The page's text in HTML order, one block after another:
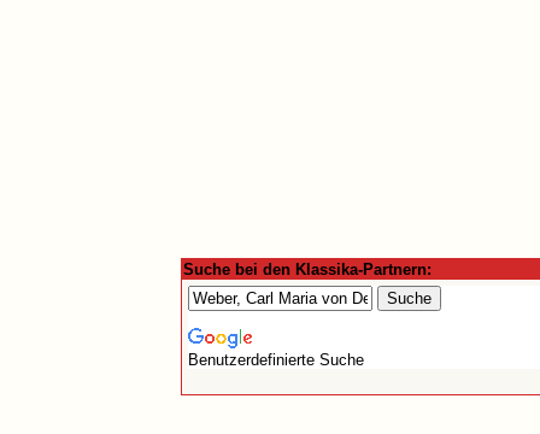
Suche bei den Klassika-Partnern:
Benutzerdefinierte Suche